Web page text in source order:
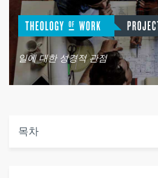
일에 대한 성경적 관점
목차